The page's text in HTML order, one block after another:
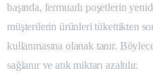
başında, fermuarlı poşetlerin
müşterilerin ürünleri tükettikten
kullanmasına olanak tanır.
sağlanır ve atık miktarı azaltılır.